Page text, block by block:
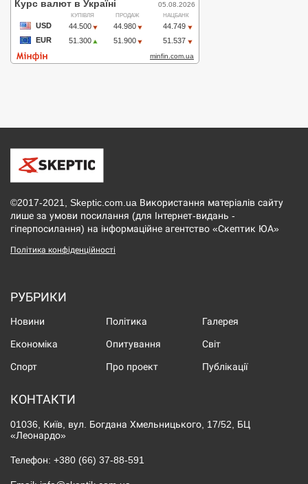
©2017-2021, Skeptic.com.ua Використання матеріалів сайту
лише за умови посилання (для Інтернет-видань -
гіперпосилання) на інформаційне агентство «Скептик ЮА»
Політика конфіденційності
РУБРИКИ
Новини Політика Галерея
Економіка Опитування Світ
Спорт Про проект Публікації
КОНТАКТИ
01036, Київ, вул. Богдана Хмельницького, 17/52, БЦ
«Леонардо»
Телефон: +380 (66) 37-88-591